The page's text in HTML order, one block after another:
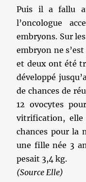
Puis il a fallu
l’oncologue
embryons. Sur
embryon ne
et deux ont été
développé
de chances de
12 ovocytes
vitrification, elle
chances pour la
une fille née 3
pesait 3,4 kg.
(Source Elle)